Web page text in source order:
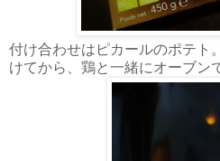
付け合わせはピカールのポテト
けてから、鶏と一緒にオーブン